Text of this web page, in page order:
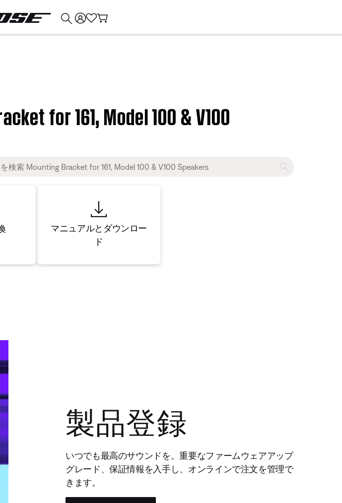
for 161, Model 100 & V100
マニュアルとダウンロー
ド
製品登録
いつでも最高のサウンドを。重要なファームウェアアップ
グレード、保証情報を入手し、オンラインで注文を管理で
きます。